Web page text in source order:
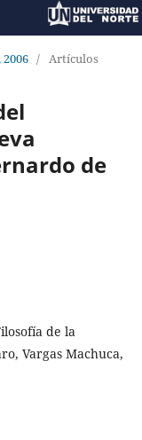
/ Artículos
de
de la
Vargas Machuca,